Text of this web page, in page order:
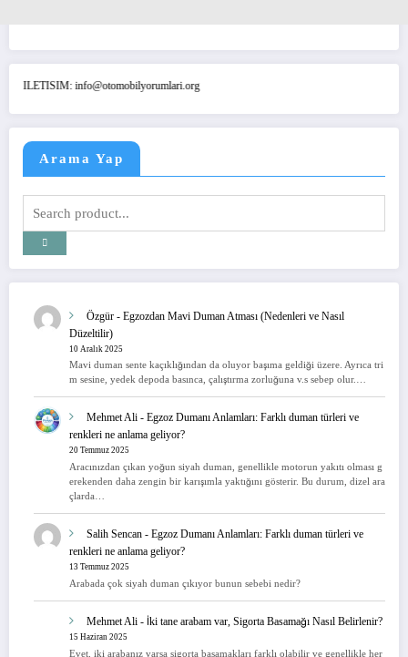
info@otomobilyorumlari.org
Arama Yap
Özgür - Egzozdan Mavi Duman Atması (Nedenleri ve Nasıl
Düzeltilir)
10 Aralık 2025
Mavi duman sente kaçıklığından da oluyor başıma geldiği üzere. Ayrıca tri
m sesine, yedek depoda basınca, çalıştırma zorluğuna v.s sebep olur.…
Mehmet Ali - Egzoz Dumanı Anlamları: Farklı duman türleri ve
renkleri ne anlama geliyor?
20 Temmuz 2025
Aracınızdan çıkan yoğun siyah duman, genellikle motorun yakıtı olması g
erekenden daha zengin bir karışımla yaktığını gösterir. Bu durum, dizel ara
çlarda…
Salih Sencan - Egzoz Dumanı Anlamları: Farklı duman türleri ve
renkleri ne anlama geliyor?
13 Temmuz 2025
Arabada çok siyah duman çıkıyor bunun sebebi nedir?
Mehmet Ali - İki tane arabam var, Sigorta Basamağı Nasıl Belirlenir?
15 Haziran 2025
Evet, iki arabanız varsa sigorta basamakları farklı olabilir ve genellikle her